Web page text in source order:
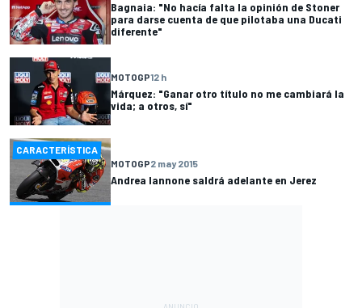
Bagnaia: "No hacía falta la opinión de Stoner
para darse cuenta de que pilotaba una Ducati
diferente"
MOTOGP12 h
Márquez: "Ganar otro título no me cambiará la
vida; a otros, sí"
CARACTERÍSTICA
MOTOGP2 may 2015
Andrea Iannone saldrá adelante en Jerez